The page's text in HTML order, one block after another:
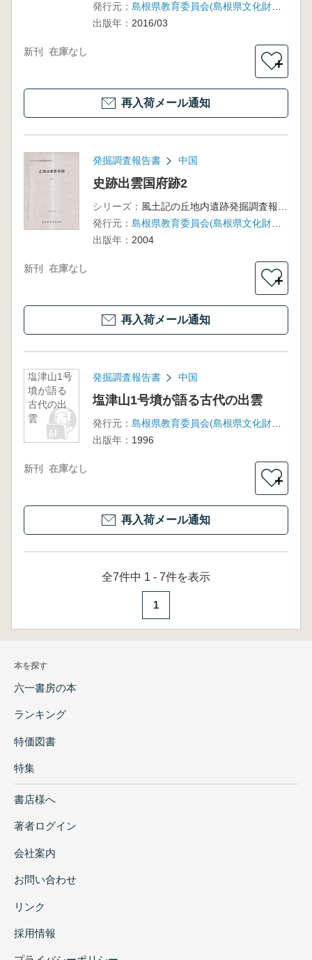
発行元：
島根県教育委員会(島根県文化財愛護協会)
出版年： 2016/03
新刊 在庫なし
＋
再入荷メール通知
発掘調査報告書 中国
史跡出雲国府跡2
シリーズ：
発行元：
島根県教育委員会(島根県文化財愛護協会)
出版年： 2004
新刊 在庫なし
＋
再入荷メール通知
塩津山1号
墳が語る
古代の出
雲
発掘調査報告書 中国
塩津山1号墳が語る古代の出雲
発行元：
島根県教育委員会(島根県文化財愛護協会)
出版年： 1996
新刊 在庫なし
＋
再入荷メール通知
全7件中 1 - 7件を表示
1
本を探す
六一書房の本
ランキング
特価図書
特集
書店様へ
著者ログイン
会社案内
お問い合わせ
リンク
採用情報